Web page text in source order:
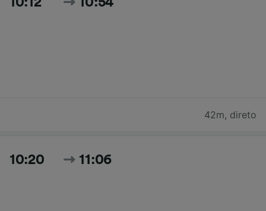
42m, direto
10:20 11:06